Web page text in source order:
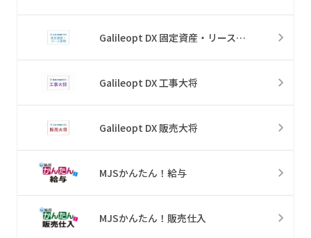
Galileopt DX 固定資産・リース管理
Galileopt DX 工事大将
Galileopt DX 販売大将
MJSかんたん！給与
MJSかんたん！販売仕入